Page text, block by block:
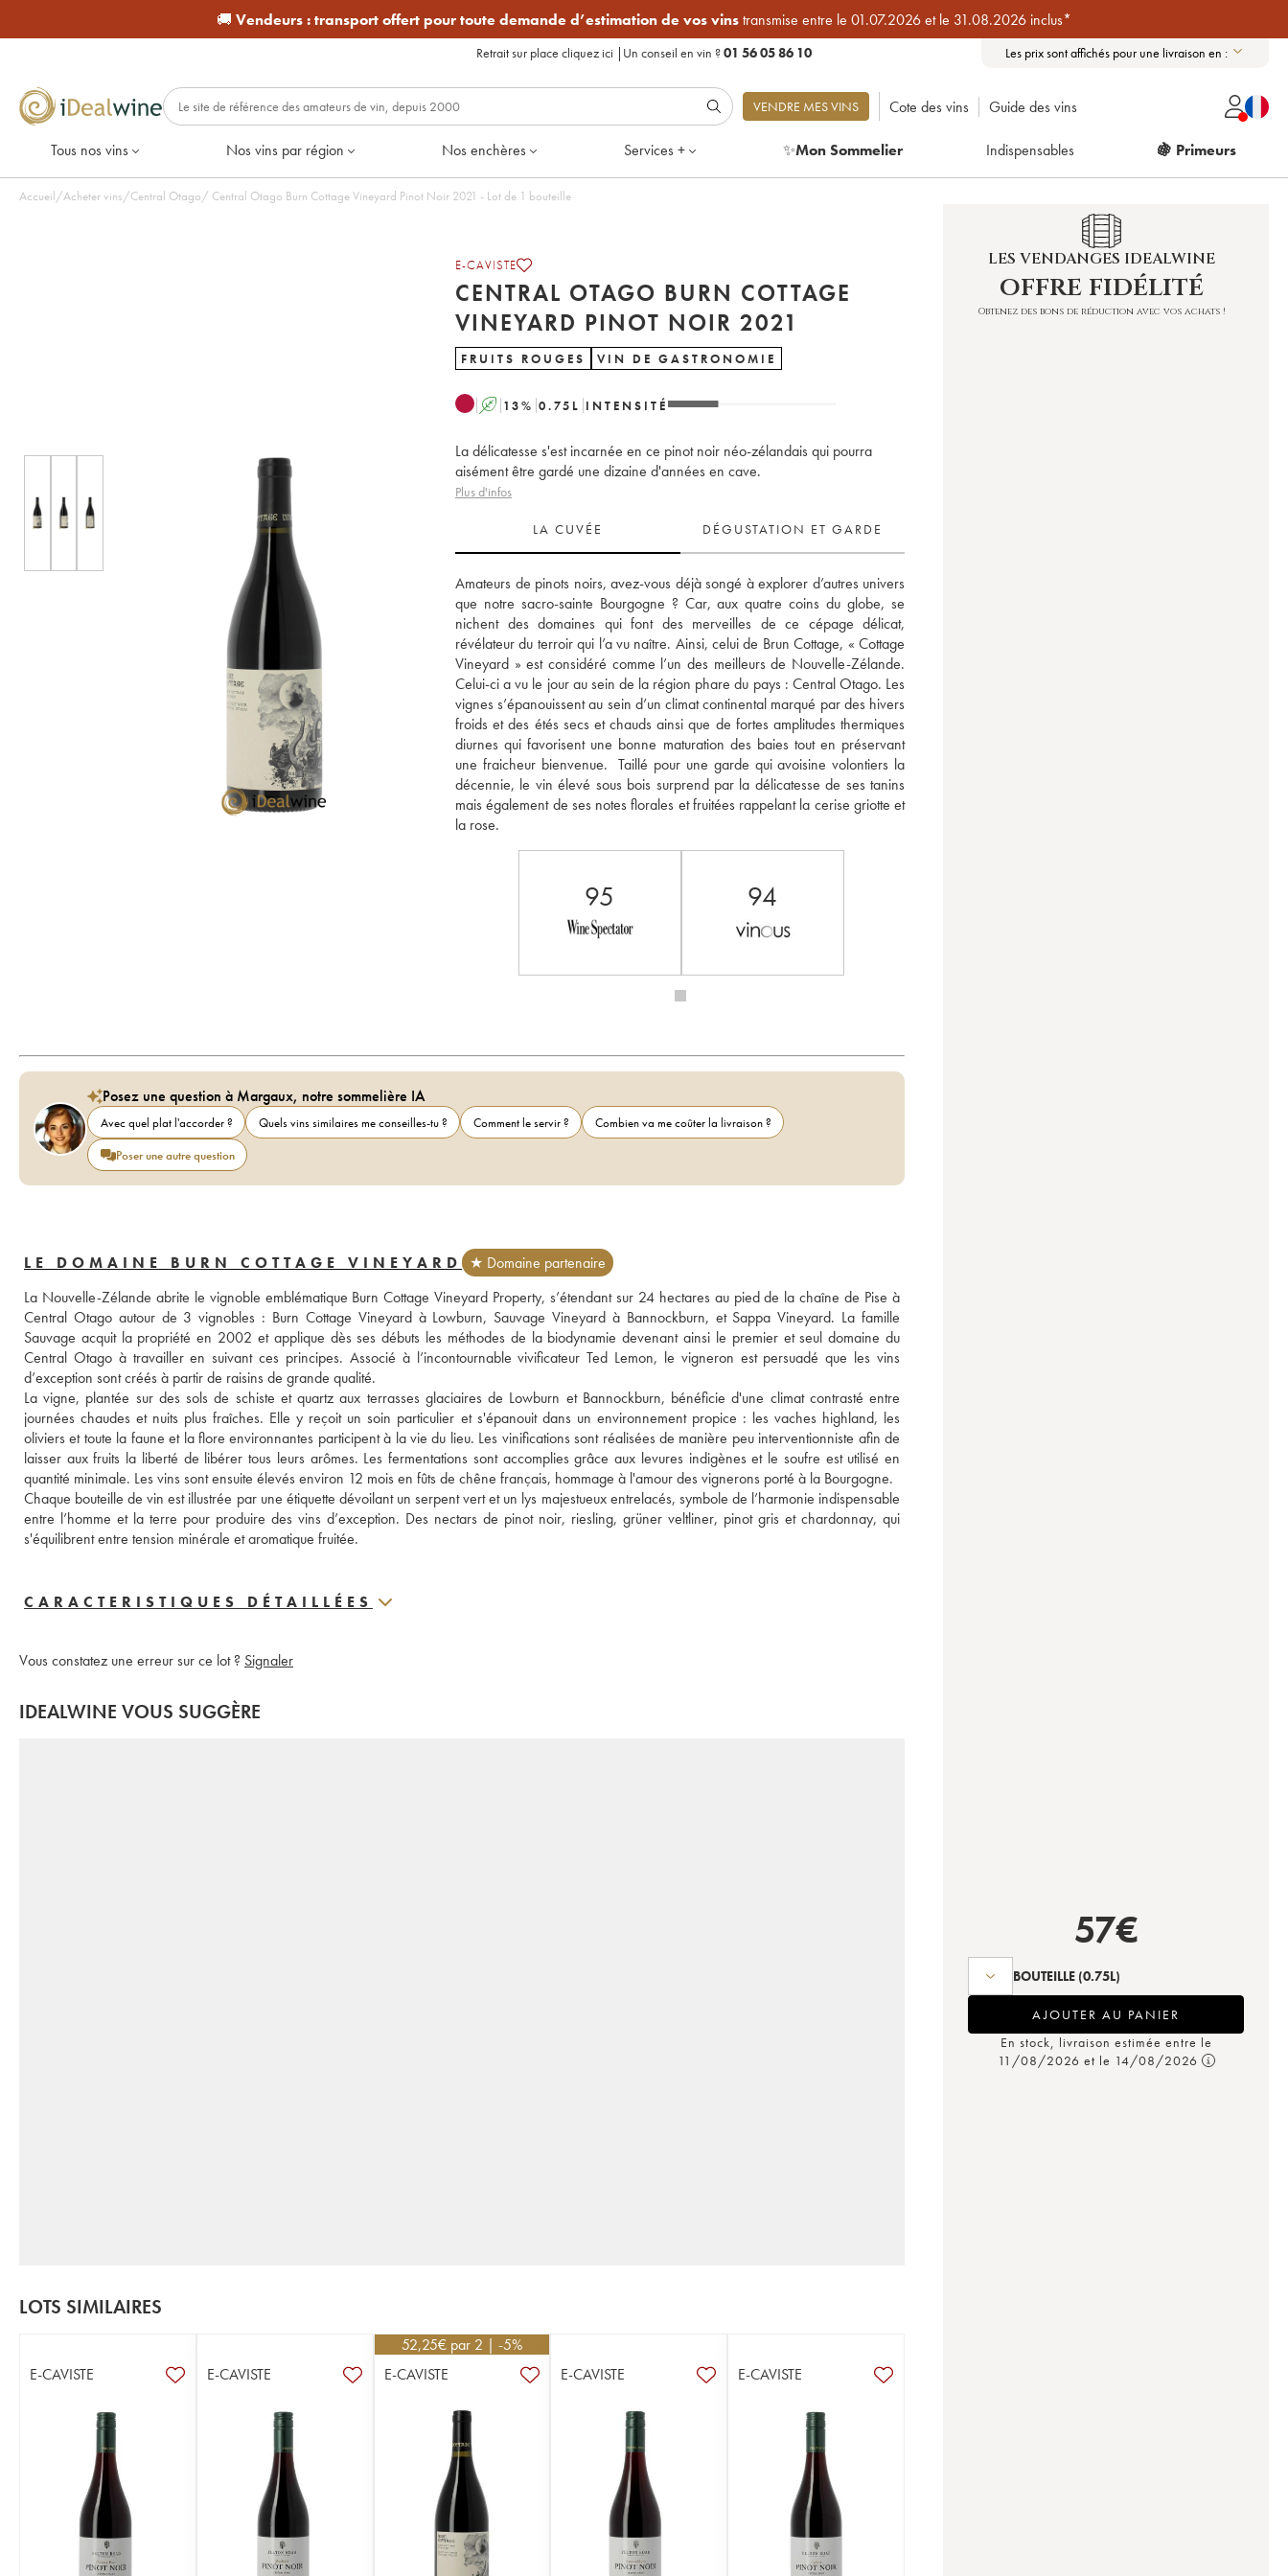
🚚 Vendeurs :transport offert pour toute demande d’estimation de vos vinstransmise entre le 01.07.2026 et le 31.08.2026 inclus*
Retrait sur place cliquez ici | Un conseil en vin ?01 56 05 86 10 Les prix sont affichés pour une livraison en :
VENDRE MES VINS Cote des vins Guide des vins
Tous nos vins Nos vins par région Nos enchères Services + ✨Mon Sommelier Indispensables 🍇 Primeurs
Accueil/Acheter vins/Central Otago/ Central Otago Burn Cottage Vineyard Pinot Noir 2021 - Lot de 1 bouteille
E-CAVISTE
CENTRAL OTAGO BURN COTTAGE
VINEYARD PINOT NOIR 2021
FRUITS ROUGES VIN DE GASTRONOMIE
A 13% 0.75 L INTENSITÉ
La délicatesse s'est incarnée en ce pinot noir néo-zélandais qui pourra
aisément être gardé une dizaine d'années en cave.
Plus d'infos
LA CUVÉE DÉGUSTATION ET GARDE
Amateurs de pinots noirs, avez-vous déjà songé à explorer d’autres univers
que notre sacro-sainte Bourgogne ? Car, aux quatre coins du globe, se
nichent des domaines qui font des merveilles de ce cépage délicat,
révélateur du terroir qui l’a vu naître. Ainsi, celui de Brun Cottage, « Cottage
Vineyard » est considéré comme l’un des meilleurs de Nouvelle-Zélande.
Celui-ci a vu le jour au sein de la région phare du pays : Central Otago. Les
vignes s’épanouissent au sein d’un climat continental marqué par des hivers
froids et des étés secs et chauds ainsi que de fortes amplitudes thermiques
diurnes qui favorisent une bonne maturation des baies tout en préservant
une fraicheur bienvenue.  Taillé pour une garde qui avoisine volontiers la
décennie, le vin élevé sous bois surprend par la délicatesse de ses tanins
mais également de ses notes florales et fruitées rappelant la cerise griotte et
la rose.
95 94
Posez une question à Margaux, notre sommelière IA
Avec quel plat l'accorder ? Quels vins similaires me conseilles-tu ? Comment le servir ?
Combien va me coûter la livraison ?
Poser une autre question
LE DOMAINE BURN COTTAGE VINEYARD
★ Domaine partenaire
La Nouvelle-Zélande abrite le vignoble emblématique Burn Cottage Vineyard Property, s’étendant sur 24 hectares au pied de la chaîne de Pise à
Central Otago autour de 3 vignobles : Burn Cottage Vineyard à Lowburn, Sauvage Vineyard à Bannockburn, et Sappa Vineyard. La famille
Sauvage acquit la propriété en 2002 et applique dès ses débuts les méthodes de la biodynamie devenant ainsi le premier et seul domaine du
Central Otago à travailler en suivant ces principes. Associé à l’incontournable vivificateur Ted Lemon, le vigneron est persuadé que les vins
d’exception sont créés à partir de raisins de grande qualité.
La vigne, plantée sur des sols de schiste et quartz aux terrasses glaciaires de Lowburn et Bannockburn, bénéficie d'une climat contrasté entre
journées chaudes et nuits plus fraîches. Elle y reçoit un soin particulier et s'épanouit dans un environnement propice : les vaches highland, les
oliviers et toute la faune et la flore environnantes participent à la vie du lieu. Les vinifications sont réalisées de manière peu interventionniste afin de
laisser aux fruits la liberté de libérer tous leurs arômes. Les fermentations sont accomplies grâce aux levures indigènes et le soufre est utilisé en
quantité minimale. Les vins sont ensuite élevés environ 12 mois en fûts de chêne français, hommage à l'amour des vignerons porté à la Bourgogne.
Chaque bouteille de vin est illustrée par une étiquette dévoilant un serpent vert et un lys majestueux entrelacés, symbole de l’harmonie indispensable
entre l’homme et la terre pour produire des vins d’exception. Des nectars de pinot noir, riesling, grüner veltliner, pinot gris et chardonnay, qui
s'équilibrent entre tension minérale et aromatique fruitée.
CARACTERISTIQUES DÉTAILLÉES
Vous constatez une erreur sur ce lot ? Signaler
IDEALWINE VOUS SUGGÈRE
LOTS SIMILAIRES
E-CAVISTE E-CAVISTE
52,25€ par 2 | -5%
E-CAVISTE
E-CAVISTE E-CAVISTE
LES VENDANGES IDEALWINE
offre fidélité
Obtenez des bons de réduction avec vos achats !
57€
BOUTEILLE (0.75L)
AJOUTER AU PANIER
En stock, livraison estimée entre le
11/08/2026 et le 14/08/2026